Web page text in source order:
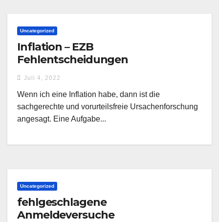
Uncategorized
Inflation – EZB
Fehlentscheidungen
Juli 4, 2022
Wenn ich eine Inflation habe, dann ist die
sachgerechte und vorurteilsfreie Ursachenforschung
angesagt. Eine Aufgabe...
Uncategorized
fehlgeschlagene
Anmeldeversuche